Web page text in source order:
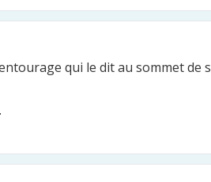
qui le dit au sommet de